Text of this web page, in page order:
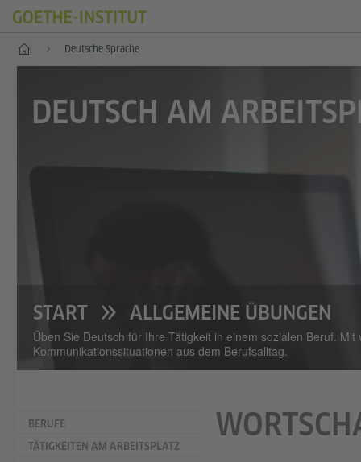
Start Deutsche Sprache
DEUTSCH AM
START ALLGEMEINE ÜBUNGEN
Üben Sie Deutsch für Ihre Tätigkeit in einem sozialen Beruf.
Kommunikationssituationen aus dem Berufsalltag.
BERUFE
TÄTIGKEITEN AM ARBEITSPLATZ